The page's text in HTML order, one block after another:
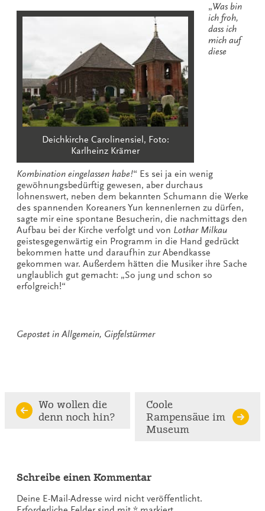
Deichkirche Carolinensiel, Foto:
Karlheinz Krämer
„Was bin
ich froh,
dass ich
mich auf
diese
Kombination eingelassen habe!“ Es sei ja ein wenig
gewöhnungsbedürftig gewesen, aber durchaus
lohnenswert, neben dem bekannten Schumann die Werke
des spannenden Koreaners Yun kennenlernen zu dürfen,
sagte mir eine spontane Besucherin, die nachmittags den
Aufbau bei der Kirche verfolgt und von Lothar Milkau
geistesgegenwärtig ein Programm in die Hand gedrückt
bekommen hatte und daraufhin zur Abendkasse
gekommen war. Außerdem hätten die Musiker ihre Sache
unglaublich gut gemacht: „So jung und schon so
erfolgreich!“
Gepostet in Allgemein, Gipfelstürmer
Continue
Reading
Wo wollen die
denn noch hin?
Coole
Rampensäue im
Museum
Schreibe einen Kommentar
Deine E-Mail-Adresse wird nicht veröffentlicht.